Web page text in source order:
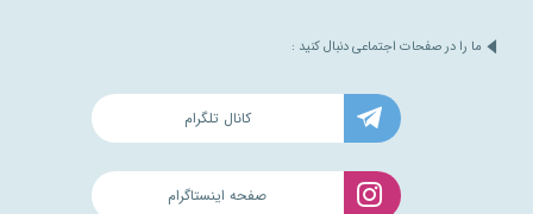
ما را در صفحات اجتماعی دنبال کنید :
کانال تلگرام
صفحه اینستاگرام